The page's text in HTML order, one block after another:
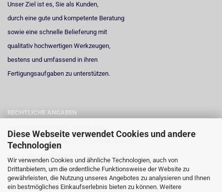
Diese Webseite verwendet Cookies und andere
Technologien
Wir verwenden Cookies und ähnliche Technologien, auch von
Drittanbietern, um die ordentliche Funktionsweise der Website zu
gewährleisten, die Nutzung unseres Angebotes zu analysieren und Ihnen
ein bestmögliches Einkaufserlebnis bieten zu können. Weitere
Unser Ziel ist es, Sie als Kunden,
durch eine gute und kompetente Beratung
sowie eine schnelle Belieferung mit
qualitativ hochwertigen Werkzeugen,
bestens und umfassend in ihren
Fertigungsaufgaben zu unterstützen.
RECHTLICHE ANGABEN
Umsatzsteuer-Identifikationsnummer gemäß
§ 27 a Umsatzsteuergesetz: DE 258 598 551
Registergericht: Amtsgericht Neuss
Registernummer: HRA 6723